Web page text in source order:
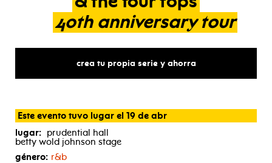
40th anniversary tour
crea tu propia serie y ahorra
Este evento tuvo lugar el 19 de abr
lugar: prudential hall
betty wold johnson stage
género: r&b